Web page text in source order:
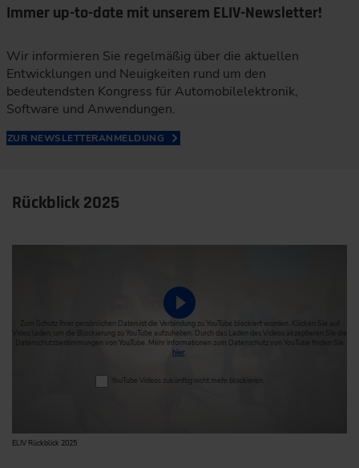
Immer up-to-date mit unserem ELIV-Newsletter!
Wir informieren Sie regelmäßig über die aktuellen
Entwicklungen und Neuigkeiten rund um den
bedeutendsten Kongress für Automobilelektronik,
Software und Anwendungen.
ZUR NEWSLETTERANMELDUNG
Rückblick 2025
Zum Schutz Ihrer persönlichen Daten ist die Verbindung zu YouTube blockiert worden. Klicken Sie auf
Video laden, um die Blockierung zu YouTube aufzuheben. Durch das Laden des Videos akzeptieren Sie die
Datenschutzbestimmungen von YouTube. Mehr Informationen zum Datenschutz von YouTube finden Sie
hier
YouTube Videos zukünftig nicht mehr blockieren.
ELIV Rückblick 2025